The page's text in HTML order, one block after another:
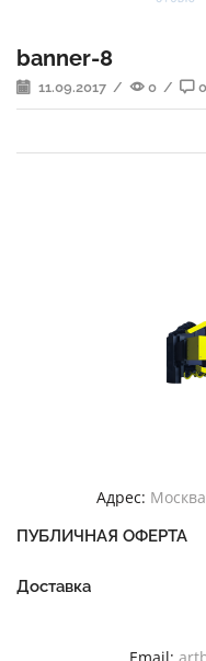
banner-8
11.09.2017 / 0 / 0
Адрес:
ПУБЛИЧНАЯ ОФЕРТА
Доставка